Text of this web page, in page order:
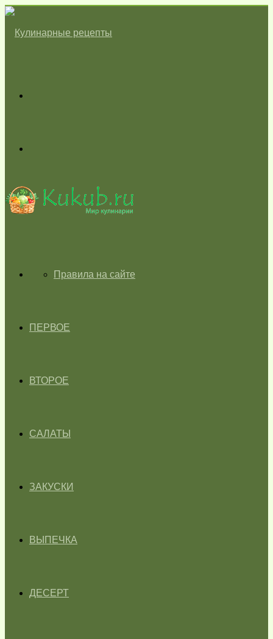
skin
ГЛАВНАЯПравила на сайте
ПЕРВОЕ
ВТОРОЕ
САЛАТЫ
ЗАКУСКИ
ВЫПЕЧКА
ДЕСЕРТ